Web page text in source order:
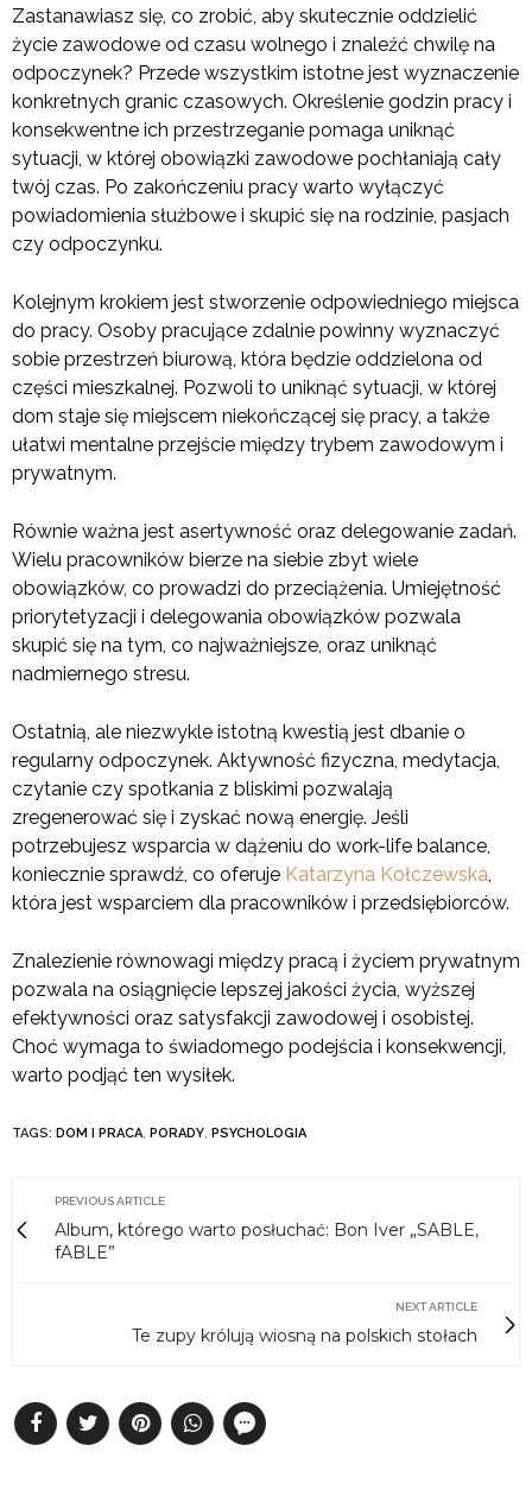
Zastanawiasz się, co zrobić, aby skutecznie oddzielić
życie zawodowe od czasu wolnego i znaleźć chwilę na
odpoczynek? Przede wszystkim istotne jest wyznaczenie
konkretnych granic czasowych. Określenie godzin pracy i
konsekwentne ich przestrzeganie pomaga uniknąć
sytuacji, w której obowiązki zawodowe pochłaniają cały
twój czas. Po zakończeniu pracy warto wyłączyć
powiadomienia służbowe i skupić się na rodzinie, pasjach
czy odpoczynku.
Kolejnym krokiem jest stworzenie odpowiedniego miejsca
do pracy. Osoby pracujące zdalnie powinny wyznaczyć
sobie przestrzeń biurową, która będzie oddzielona od
części mieszkalnej. Pozwoli to uniknąć sytuacji, w której
dom staje się miejscem niekończącej się pracy, a także
ułatwi mentalne przejście między trybem zawodowym i
prywatnym.
Równie ważna jest asertywność oraz delegowanie zadań.
Wielu pracowników bierze na siebie zbyt wiele
obowiązków, co prowadzi do przeciążenia. Umiejętność
priorytetyzacji i delegowania obowiązków pozwala
skupić się na tym, co najważniejsze, oraz uniknąć
nadmiernego stresu.
Ostatnią, ale niezwykle istotną kwestią jest dbanie o
regularny odpoczynek. Aktywność fizyczna, medytacja,
czytanie czy spotkania z bliskimi pozwalają
zregenerować się i zyskać nową energię. Jeśli
potrzebujesz wsparcia w dążeniu do work-life balance,
koniecznie sprawdź, co oferuje Katarzyna Kołczewska,
która jest wsparciem dla pracowników i przedsiębiorców.
Znalezienie równowagi między pracą i życiem prywatnym
pozwala na osiągnięcie lepszej jakości życia, wyższej
efektywności oraz satysfakcji zawodowej i osobistej.
Choć wymaga to świadomego podejścia i konsekwencji,
warto podjąć ten wysiłek.
TAGS: DOM I PRACA, PORADY, PSYCHOLOGIA
PREVIOUS ARTICLE
Album, którego warto posłuchać: Bon Iver „SABLE,
fABLE”
NEXT ARTICLE
Te zupy królują wiosną na polskich stołach